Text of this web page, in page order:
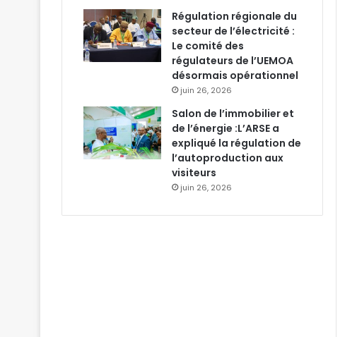
Régulation régionale du
secteur de l’électricité :
Le comité des
régulateurs de l’UEMOA
désormais opérationnel
juin 26, 2026
Salon de l’immobilier et
de l’énergie :L’ARSE a
expliqué la régulation de
l’autoproduction aux
visiteurs
juin 26, 2026